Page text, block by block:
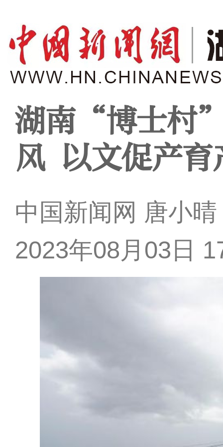
湖南“博士村
风 以文促产育
中国新闻网 唐小晴
2023年08月03日